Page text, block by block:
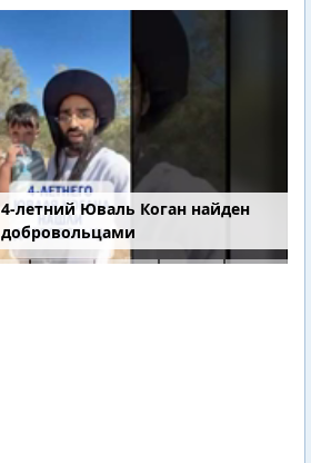
4-летний Юваль Коган найден
добровольцами